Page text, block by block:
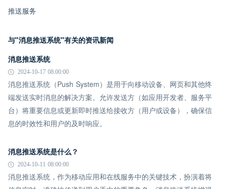
推送服务
与"消息推送系统"有关的资讯新闻
消息推送系统
2024-10-17 08:00:00
消息推送系统（Push System）是用于向移动设备、网页和其他终
端发送实时消息的解决方案。允许发送方（如应用开发者、服务平
台）将重要信息或更新即时推送给接收方（用户或设备），确保信
息的时效性和用户的及时响应。
消息推送系统是什么？
2024-10-11 08:00:00
消息推送系统，作为移动应用和在线服务中的关键技术，扮演着将